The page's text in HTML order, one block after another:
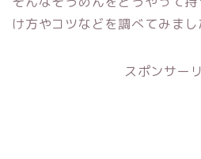
け方やコツなどを調べてみまし
スポンサー